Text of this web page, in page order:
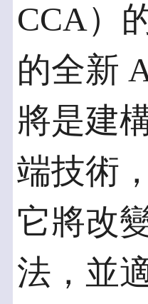
CCA）
的全新
將是建
端技術
它將改
法，並